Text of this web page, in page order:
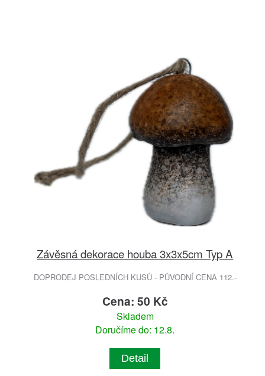
Závěsná dekorace houba 3x3x5cm Typ A
DOPRODEJ POSLEDNÍCH KUSŮ - PŮVODNÍ CENA 112.-
Cena: 50 Kč
Skladem
Doručíme do: 12.8.
Detail